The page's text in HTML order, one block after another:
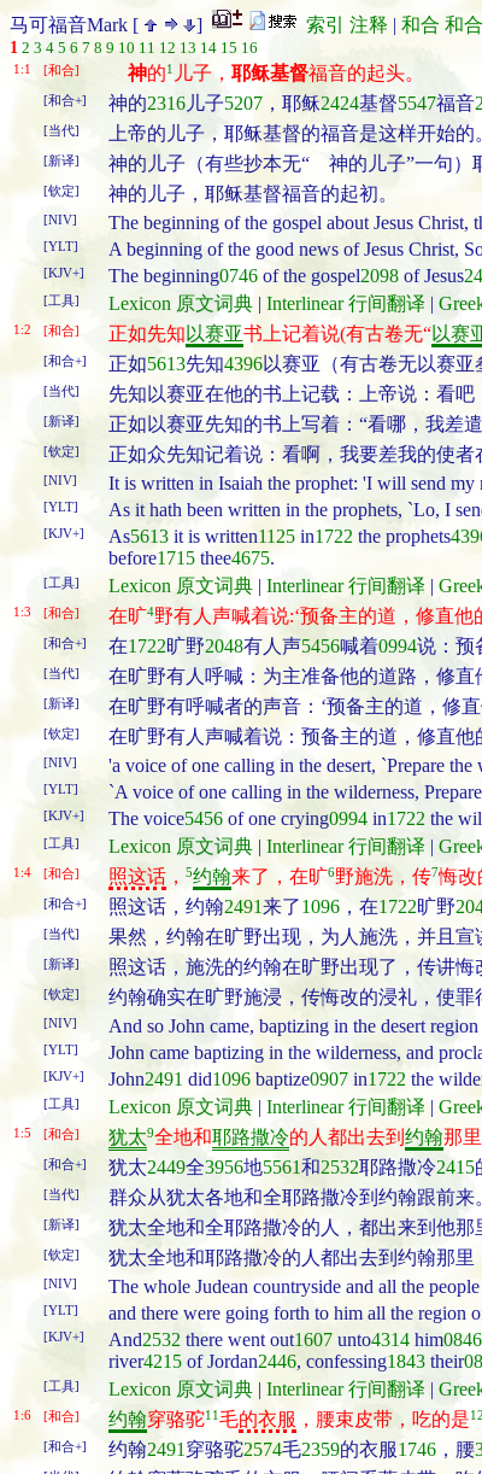
马可福音Mark [ ] 索引 注释 | 和合 和
1 2 3 4 5 6 7 8 9 10 11 12 13 14 15 16
1:1 [和合] 神的1 儿子， 耶稣基督福音的起头。
[和合+] 神的2316 儿子5207 ，耶稣2424基督5547福音
[当代] 上帝的儿子，耶稣基督的福音是这样开始的
[新译] 神的儿子（有些抄本无“ 神的儿子”一句）
[钦定] 神的儿子，耶稣基督福音的起初。
[NIV] The beginning of the gospel about Jesus Christ,
[YLT] A beginning of the good news of Jesus Christ,
[KJV+] The beginning0746 of the gospel2098 of Jesus
[工具] Lexicon 原文词典 | Interlinear 行间翻译 |
1:2 [和合] 正如先知 以赛亚书上记着说(有古卷无“以赛
[和合+] 正如5613先知4396以赛亚（有古卷无以赛
[当代] 先知以赛亚在他的书上记载：上帝说：看
[新译] 正如以赛亚先知的书上写着：“看哪，我差
[钦定] 正如众先知记着说：看啊，我要差我的使者
[NIV] It is written in Isaiah the prophet: 'I will send
[YLT] As it hath been written in the prophets, `Lo, I
[KJV+] As5613 it is written1125 in1722 the prophets
before1715 thee4675.
[工具] Lexicon 原文词典 | Interlinear 行间翻译 |
1:3 [和合] 在旷4野有人声喊着说:‘预备主的道，修直他
[和合+] 在1722旷野2048有人声5456喊着0994说：预
[当代] 在旷野有人呼喊：为主准备他的道路，修直
[新译] 在旷野有呼喊者的声音：‘预备主的道，修直
[钦定] 在旷野有人声喊着说：预备主的道，修直他
[NIV] 'a voice of one calling in the desert, `Prepare
[YLT] `A voice of one calling in the wilderness,
[KJV+] The voice5456 of one crying0994 in1722 the
[工具] Lexicon 原文词典 | Interlinear 行间翻译 |
1:4 [和合] 照这话 ， 5约翰来了，在旷6野施洗，传7悔改
[和合+] 照这话，约翰2491来了1096 ，在1722旷野
[当代] 果然，约翰在旷野出现，为人施洗，并且
[新译] 照这话，施洗的约翰在旷野出现了，传讲悔
[钦定] 约翰确实在旷野施浸，传悔改的浸礼，使罪
[NIV] And so John came, baptizing in the desert
[YLT] John came baptizing in the wilderness, and
[KJV+] John2491 did1096 baptize0907 in1722 the
[工具] Lexicon 原文词典 | Interlinear 行间翻译 |
1:5 [和合] 犹太9全地和耶路撒冷的人都出去到 约翰那
[和合+] 犹太2449全3956地5561和2532耶路撒冷2415
[当代] 群众从犹太各地和全耶路撒冷到约翰跟前
[新译] 犹太全地和全耶路撒冷的人，都出来到他那
[钦定] 犹太全地和耶路撒冷的人都出去到约翰那里
[NIV] The whole Judean countryside and all the
[YLT] and there were going forth to him all the region
[KJV+] And2532 there went out1607 unto4314 him0846
river4215 of Jordan2446, confessing1843 their
[工具] Lexicon 原文词典 | Interlinear 行间翻译 |
1:6 [和合] 约翰穿骆驼11毛的衣服 ，腰束皮带，吃的是12
[和合+] 约翰2491 穿骆驼2574毛2359的衣服1746 ，腰